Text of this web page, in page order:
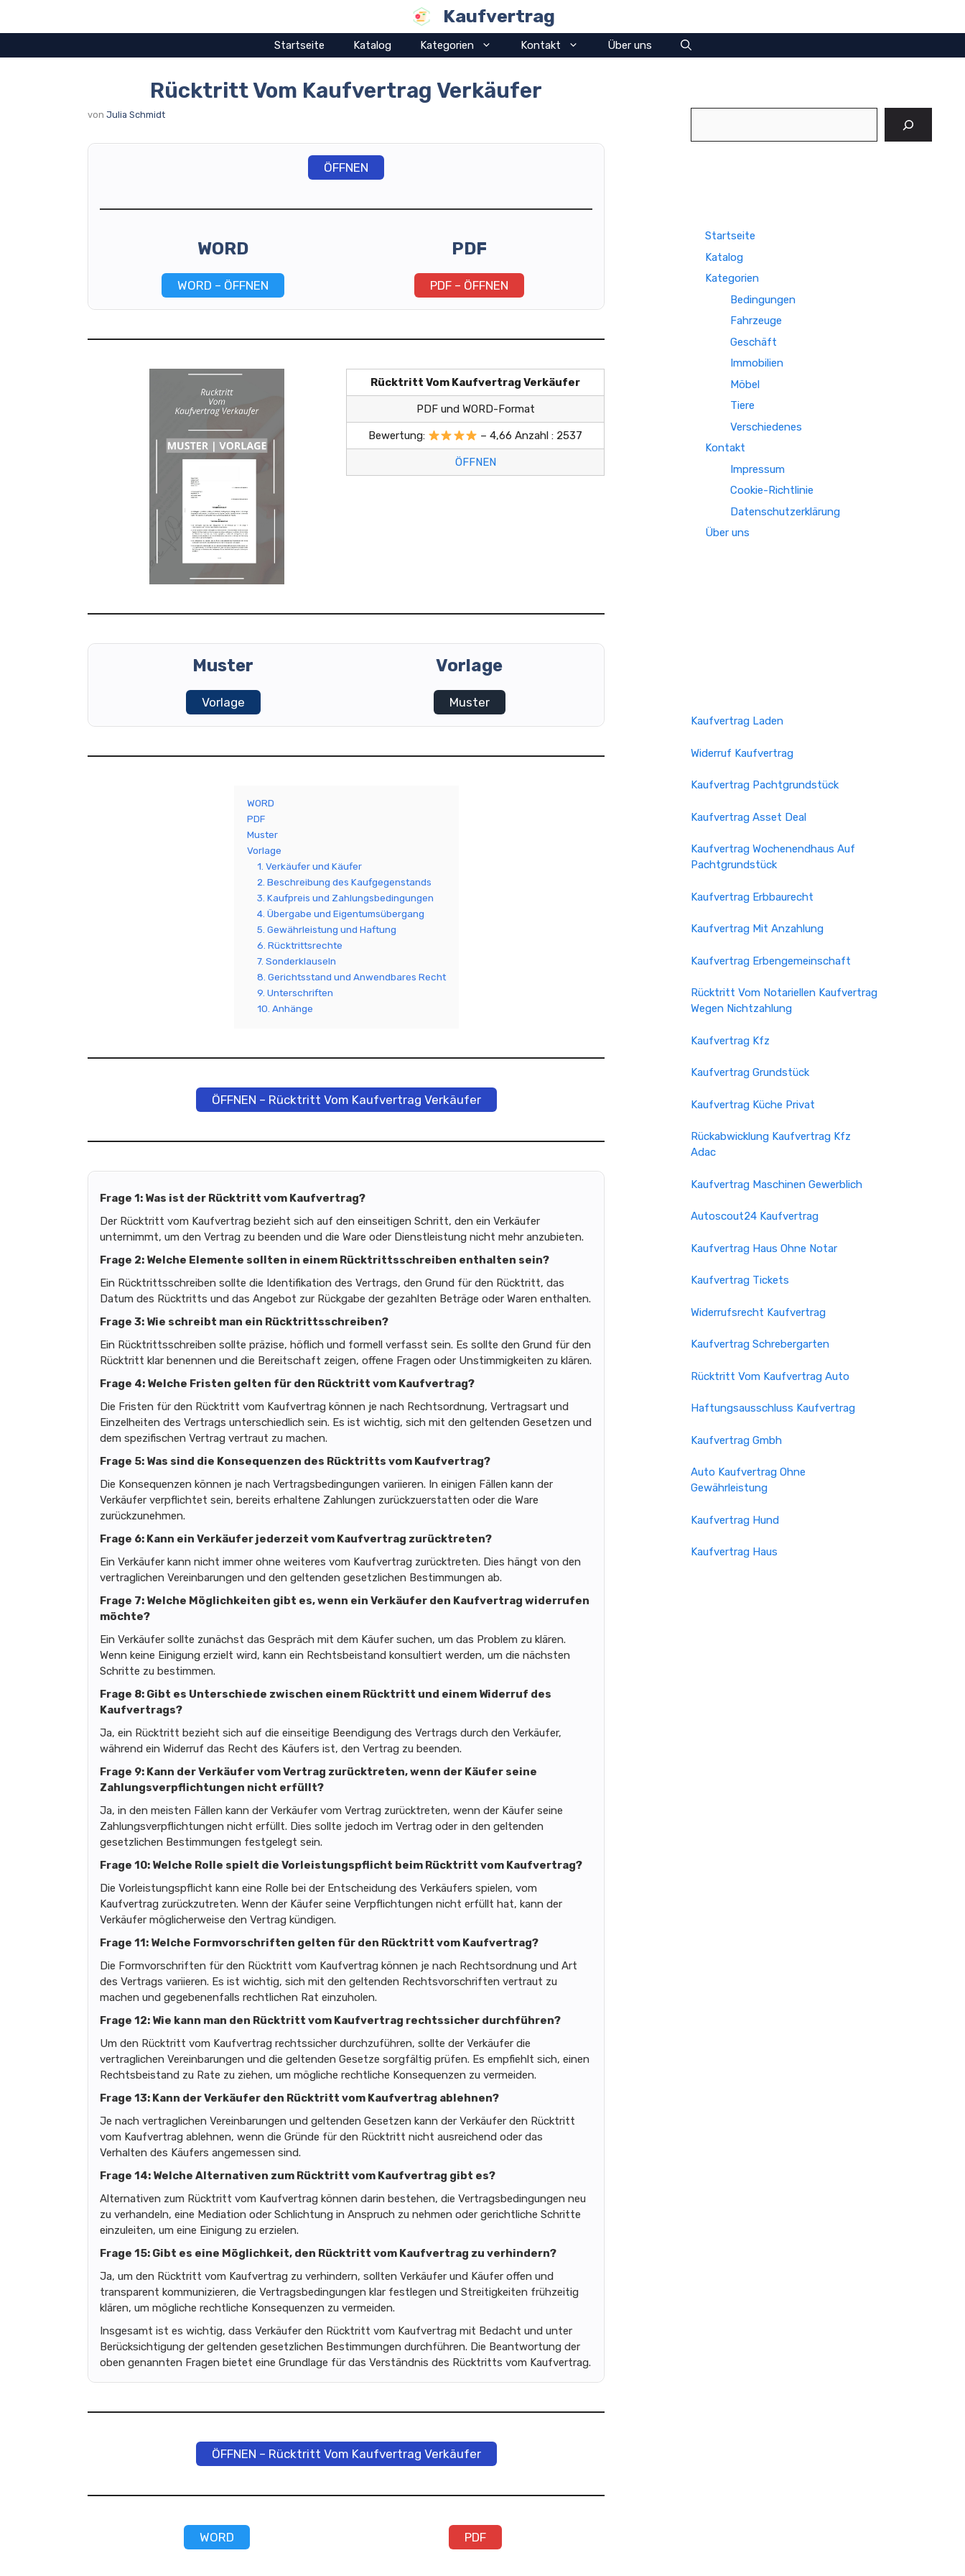
Kaufvertrag
Startseite Katalog Kategorien Kontakt Über uns
Rücktritt Vom Kaufvertrag Verkäufer
von Julia Schmidt
ÖFFNEN
WORD
WORD – ÖFFNEN
PDF
PDF – ÖFFNEN
Rücktritt Vom Kaufvertrag Verkäufer
PDF und WORD-Format
Bewertung: – 4,66 Anzahl : 2537
ÖFFNEN
Muster
Vorlage
Vorlage
Muster
WORD
PDF
Muster
Vorlage
1. Verkäufer und Käufer
2. Beschreibung des Kaufgegenstands
3. Kaufpreis und Zahlungsbedingungen
4. Übergabe und Eigentumsübergang
5. Gewährleistung und Haftung
6. Rücktrittsrechte
7. Sonderklauseln
8. Gerichtsstand und Anwendbares Recht
9. Unterschriften
10. Anhänge
ÖFFNEN – Rücktritt Vom Kaufvertrag Verkäufer
Frage 1: Was ist der Rücktritt vom Kaufvertrag?
Der Rücktritt vom Kaufvertrag bezieht sich auf den einseitigen Schritt, den ein Verkäufer
unternimmt, um den Vertrag zu beenden und die Ware oder Dienstleistung nicht mehr anzubieten.
Frage 2: Welche Elemente sollten in einem Rücktrittsschreiben enthalten sein?
Ein Rücktrittsschreiben sollte die Identifikation des Vertrags, den Grund für den Rücktritt, das
Datum des Rücktritts und das Angebot zur Rückgabe der gezahlten Beträge oder Waren enthalten.
Frage 3: Wie schreibt man ein Rücktrittsschreiben?
Ein Rücktrittsschreiben sollte präzise, höflich und formell verfasst sein. Es sollte den Grund für den
Rücktritt klar benennen und die Bereitschaft zeigen, offene Fragen oder Unstimmigkeiten zu klären.
Frage 4: Welche Fristen gelten für den Rücktritt vom Kaufvertrag?
Die Fristen für den Rücktritt vom Kaufvertrag können je nach Rechtsordnung, Vertragsart und
Einzelheiten des Vertrags unterschiedlich sein. Es ist wichtig, sich mit den geltenden Gesetzen und
dem spezifischen Vertrag vertraut zu machen.
Frage 5: Was sind die Konsequenzen des Rücktritts vom Kaufvertrag?
Die Konsequenzen können je nach Vertragsbedingungen variieren. In einigen Fällen kann der
Verkäufer verpflichtet sein, bereits erhaltene Zahlungen zurückzuerstatten oder die Ware
zurückzunehmen.
Frage 6: Kann ein Verkäufer jederzeit vom Kaufvertrag zurücktreten?
Ein Verkäufer kann nicht immer ohne weiteres vom Kaufvertrag zurücktreten. Dies hängt von den
vertraglichen Vereinbarungen und den geltenden gesetzlichen Bestimmungen ab.
Frage 7: Welche Möglichkeiten gibt es, wenn ein Verkäufer den Kaufvertrag widerrufen
möchte?
Ein Verkäufer sollte zunächst das Gespräch mit dem Käufer suchen, um das Problem zu klären.
Wenn keine Einigung erzielt wird, kann ein Rechtsbeistand konsultiert werden, um die nächsten
Schritte zu bestimmen.
Frage 8: Gibt es Unterschiede zwischen einem Rücktritt und einem Widerruf des
Kaufvertrags?
Ja, ein Rücktritt bezieht sich auf die einseitige Beendigung des Vertrags durch den Verkäufer,
während ein Widerruf das Recht des Käufers ist, den Vertrag zu beenden.
Frage 9: Kann der Verkäufer vom Vertrag zurücktreten, wenn der Käufer seine
Zahlungsverpflichtungen nicht erfüllt?
Ja, in den meisten Fällen kann der Verkäufer vom Vertrag zurücktreten, wenn der Käufer seine
Zahlungsverpflichtungen nicht erfüllt. Dies sollte jedoch im Vertrag oder in den geltenden
gesetzlichen Bestimmungen festgelegt sein.
Frage 10: Welche Rolle spielt die Vorleistungspflicht beim Rücktritt vom Kaufvertrag?
Die Vorleistungspflicht kann eine Rolle bei der Entscheidung des Verkäufers spielen, vom
Kaufvertrag zurückzutreten. Wenn der Käufer seine Verpflichtungen nicht erfüllt hat, kann der
Verkäufer möglicherweise den Vertrag kündigen.
Frage 11: Welche Formvorschriften gelten für den Rücktritt vom Kaufvertrag?
Die Formvorschriften für den Rücktritt vom Kaufvertrag können je nach Rechtsordnung und Art
des Vertrags variieren. Es ist wichtig, sich mit den geltenden Rechtsvorschriften vertraut zu
machen und gegebenenfalls rechtlichen Rat einzuholen.
Frage 12: Wie kann man den Rücktritt vom Kaufvertrag rechtssicher durchführen?
Um den Rücktritt vom Kaufvertrag rechtssicher durchzuführen, sollte der Verkäufer die
vertraglichen Vereinbarungen und die geltenden Gesetze sorgfältig prüfen. Es empfiehlt sich, einen
Rechtsbeistand zu Rate zu ziehen, um mögliche rechtliche Konsequenzen zu vermeiden.
Frage 13: Kann der Verkäufer den Rücktritt vom Kaufvertrag ablehnen?
Je nach vertraglichen Vereinbarungen und geltenden Gesetzen kann der Verkäufer den Rücktritt
vom Kaufvertrag ablehnen, wenn die Gründe für den Rücktritt nicht ausreichend oder das
Verhalten des Käufers angemessen sind.
Frage 14: Welche Alternativen zum Rücktritt vom Kaufvertrag gibt es?
Alternativen zum Rücktritt vom Kaufvertrag können darin bestehen, die Vertragsbedingungen neu
zu verhandeln, eine Mediation oder Schlichtung in Anspruch zu nehmen oder gerichtliche Schritte
einzuleiten, um eine Einigung zu erzielen.
Frage 15: Gibt es eine Möglichkeit, den Rücktritt vom Kaufvertrag zu verhindern?
Ja, um den Rücktritt vom Kaufvertrag zu verhindern, sollten Verkäufer und Käufer offen und
transparent kommunizieren, die Vertragsbedingungen klar festlegen und Streitigkeiten frühzeitig
klären, um mögliche rechtliche Konsequenzen zu vermeiden.
Insgesamt ist es wichtig, dass Verkäufer den Rücktritt vom Kaufvertrag mit Bedacht und unter
Berücksichtigung der geltenden gesetzlichen Bestimmungen durchführen. Die Beantwortung der
oben genannten Fragen bietet eine Grundlage für das Verständnis des Rücktritts vom Kaufvertrag.
ÖFFNEN – Rücktritt Vom Kaufvertrag Verkäufer
WORD PDF
Startseite
Katalog
Kategorien
Bedingungen
Fahrzeuge
Geschäft
Immobilien
Möbel
Tiere
Verschiedenes
Kontakt
Impressum
Cookie-Richtlinie
Datenschutzerklärung
Über uns
Kaufvertrag Laden
Widerruf Kaufvertrag
Kaufvertrag Pachtgrundstück
Kaufvertrag Asset Deal
Kaufvertrag Wochenendhaus Auf
Pachtgrundstück
Kaufvertrag Erbbaurecht
Kaufvertrag Mit Anzahlung
Kaufvertrag Erbengemeinschaft
Rücktritt Vom Notariellen Kaufvertrag
Wegen Nichtzahlung
Kaufvertrag Kfz
Kaufvertrag Grundstück
Kaufvertrag Küche Privat
Rückabwicklung Kaufvertrag Kfz
Adac
Kaufvertrag Maschinen Gewerblich
Autoscout24 Kaufvertrag
Kaufvertrag Haus Ohne Notar
Kaufvertrag Tickets
Widerrufsrecht Kaufvertrag
Kaufvertrag Schrebergarten
Rücktritt Vom Kaufvertrag Auto
Haftungsausschluss Kaufvertrag
Kaufvertrag Gmbh
Auto Kaufvertrag Ohne
Gewährleistung
Kaufvertrag Hund
Kaufvertrag Haus